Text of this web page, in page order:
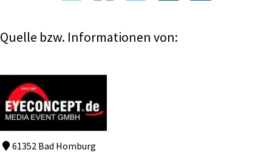
Quelle bzw. Informationen von:
61352 Bad Homburg